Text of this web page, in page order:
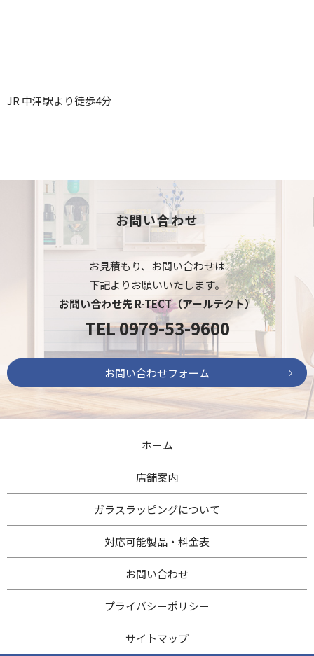
JR 中津駅より徒歩4分
お問い合わせ
お見積もり、お問い合わせは
下記よりお願いいたします。
お問い合わせ先 R-TECT（アールテクト）
TEL0979-53-9600
お問い合わせフォーム
ホーム
店舗案内
ガラスラッピングについて
対応可能製品・料金表
お問い合わせ
プライバシーポリシー
サイトマップ